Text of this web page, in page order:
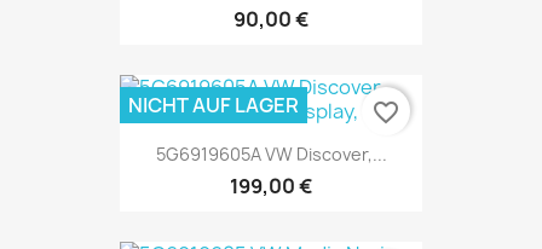
90,00 €
5G6919605A VW Discover,...
199,00 €
NICHT AUF LAGER favorite_border